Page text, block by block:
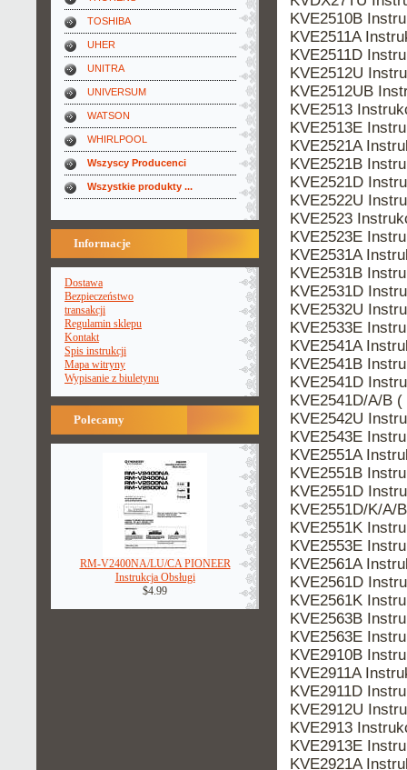
TOSHIBA
UHER
UNITRA
UNIVERSUM
WATSON
WHIRLPOOL
Wszyscy Producenci
Wszystkie produkty ...
Informacje
Dostawa
Bezpieczeństwo
transakcji
Regulamin sklepu
Kontakt
Spis instrukcji
Mapa witryny
Wypisanie z biuletynu
Polecamy
RM-V2400NA/LU/CA PIONEER
Instrukcja Obsługi
$4.99
KVE2510B
KVE2511A
KVE2511D
KVE2512U
KVE2512UB
KVE2513
KVE2513E
KVE2521A
KVE2521B
KVE2521D
KVE2522U
KVE2523
KVE2523E
KVE2531A
KVE2531B
KVE2531D
KVE2532U
KVE2533E
KVE2541A
KVE2541B
KVE2541D
KVE2541D/A/B
KVE2542U
KVE2543E
KVE2551A
KVE2551B
KVE2551D
KVE2551D/K/A/
KVE2551K
KVE2553E
KVE2561A
KVE2561D
KVE2561K
KVE2563B
KVE2563E
KVE2910B
KVE2911A
KVE2911D
KVE2912U
KVE2913
KVE2913E
KVE2921A